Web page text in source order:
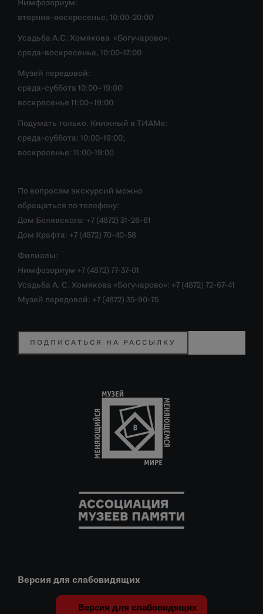
Нимфозориум:
вторник-воскресенье, 10:00-20:00
Усадьба А.С. Хомякова «Богучарово»:
среда-воскресенье, 10:00-17:00
Музей передовой:
среда-суббота 10:00–19:00
воскресенье 11:00–19:00
Подумать только. Книжный в ТИАМе:
среда-суббота: 10:00-19:00;
воскресенье: 11:00-19:00
По вопросам экскурсий можно
обращаться по телефону:
Дом Белявского: +7 (4872) 31-26-61
Дом Крафта: +7 (4872) 70-40-58
Филиалы:
Нимфозориум +7 (4872) 77-37-01
Усадьба А. С. Хомякова «Богучарово»: +7 (4872) 72-67-41
Музей передовой: +7 (4872) 35-90-75
ПОДПИСАТЬСЯ НА РАССЫЛКУ
Версия для слабовидящих
Версия для слабовидящих